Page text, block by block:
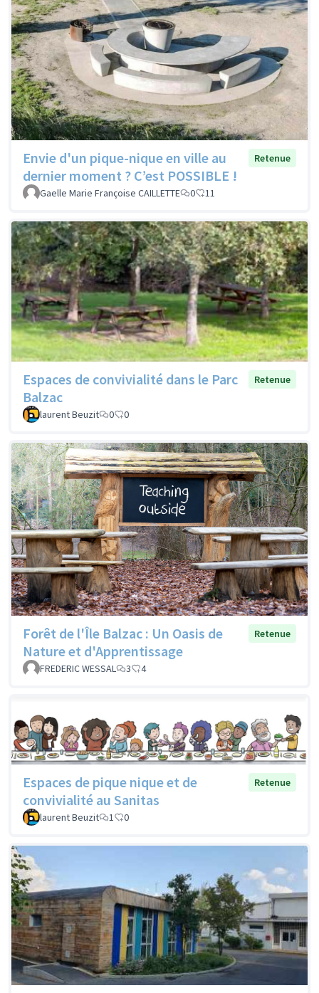
Envie d'un pique-nique en ville au
dernier moment ? C’est POSSIBLE !
Retenue
Gaelle Marie Françoise CAILLETTE 0 11
Espaces de convivialité dans le Parc
Balzac
Retenue
laurent Beuzit 0 0
Forêt de l'Île Balzac : Un Oasis de
Nature et d'Apprentissage
Retenue
FREDERIC WESSAL 3 4
Espaces de pique nique et de
convivialité au Sanitas
Retenue
laurent Beuzit 1 0